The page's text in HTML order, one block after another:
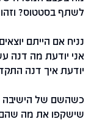
לשתף בסטטוס?
נניח אם הייתם
אני יודעת מה דנה
יודעת איך דנה
כשהשם של הישיבה
שישקפו את מה שהם